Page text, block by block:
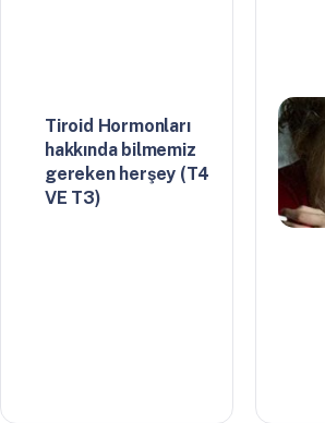
Tiroid Hormonları
hakkında bilmemiz
gereken herşey (T4
VE T3)